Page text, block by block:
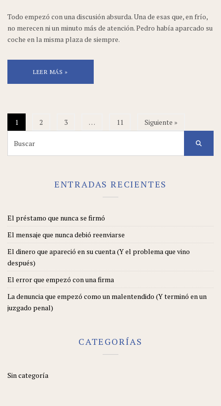
Todo empezó con una discusión absurda. Una de esas que, en frío,
no merecen ni un minuto más de atención. Pedro había aparcado su
coche en la misma plaza de siempre.
LEER MÁS »
1 2 3 … 11
Siguiente »
for:
ENTRADAS RECIENTES
El préstamo que nunca se firmó
El mensaje que nunca debió reenviarse
El dinero que apareció en su cuenta (Y el problema que vino
después)
El error que empezó con una firma
La denuncia que empezó como un malentendido (Y terminó en un
juzgado penal)
CATEGORÍAS
Sin categoría